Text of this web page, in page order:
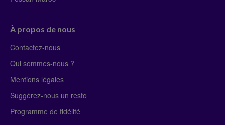
À propos de nous
Contactez-nous
Qui sommes-nous ?
Mentions légales
Suggérez-nous un resto
Programme de fidélité